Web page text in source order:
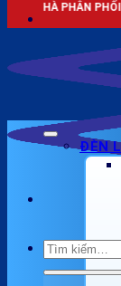
THIẾT BỊ ĐIỆN,
Tìm
kiếm:
ĐÈN